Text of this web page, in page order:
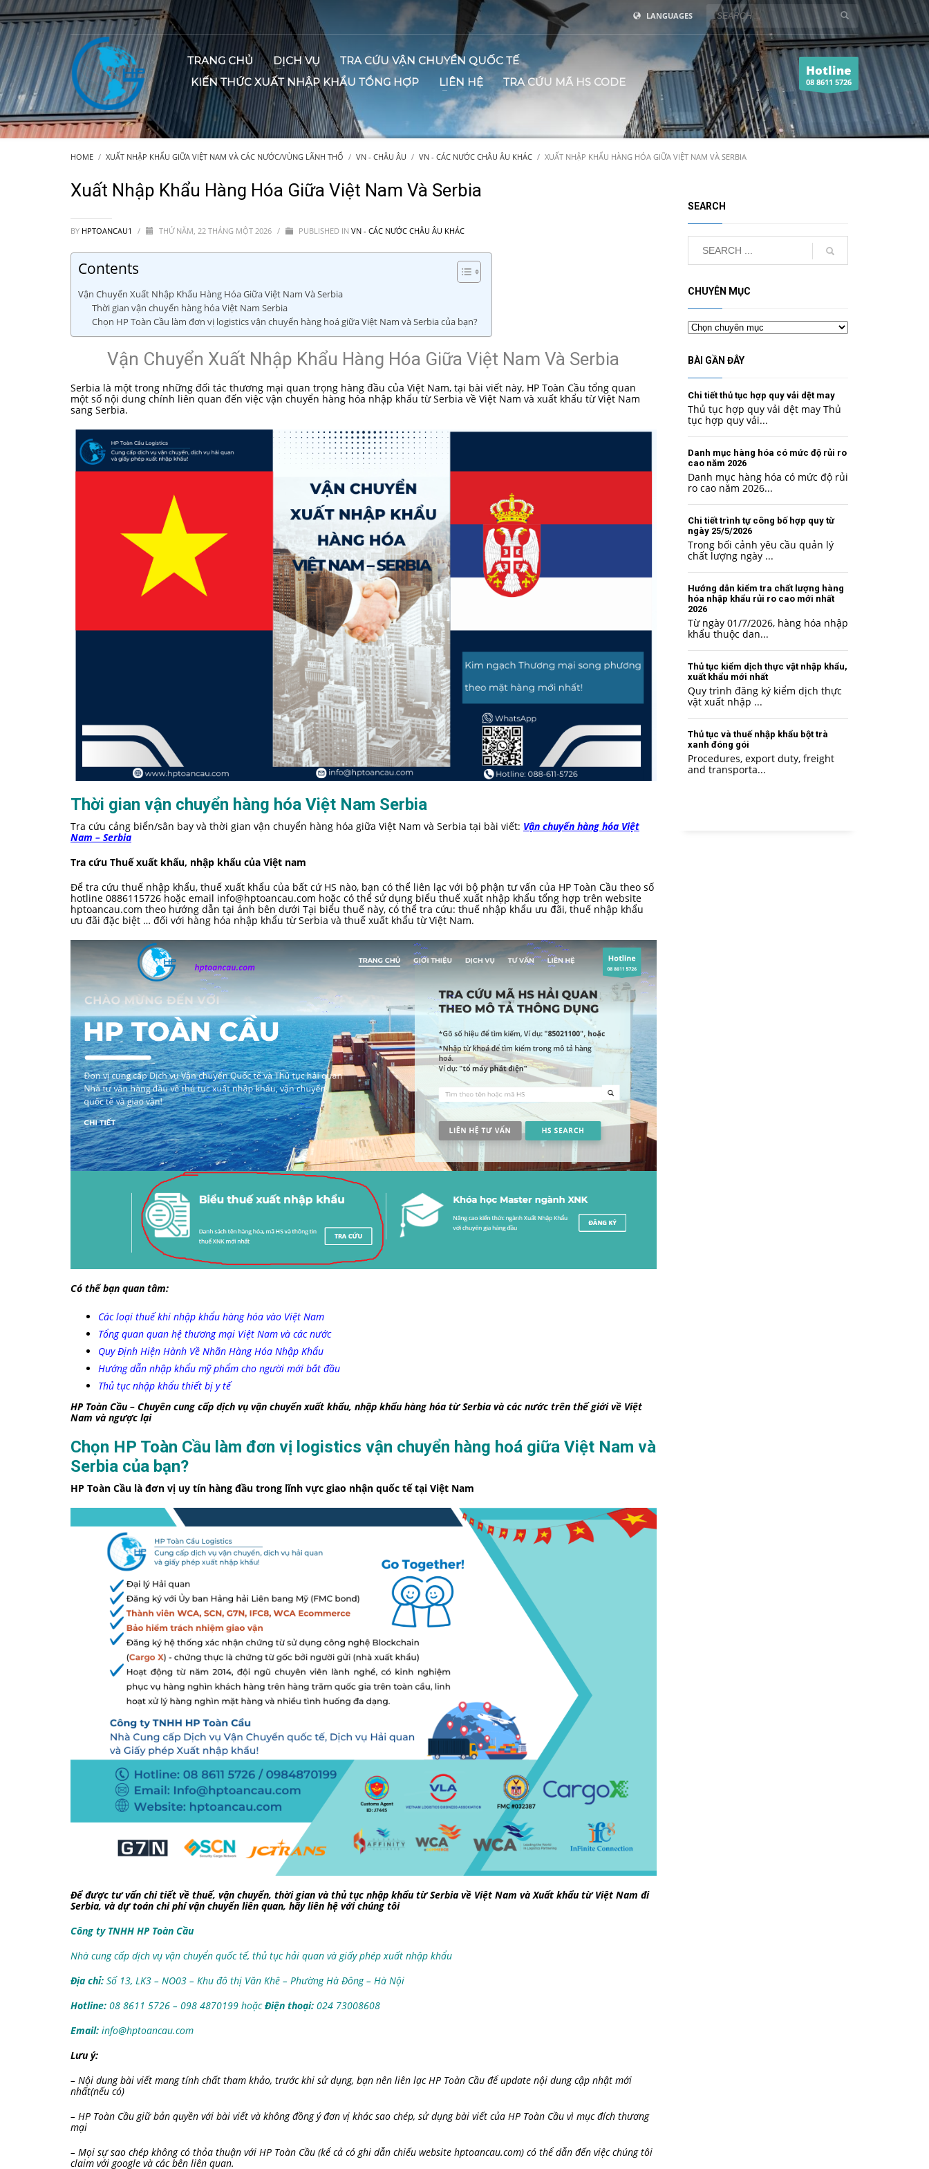
LANGUAGES
TRANG CHỦ DỊCH VỤ
TRA CỨU VẬN CHUYỂN QUỐC TẾ
KIẾN THỨC XUẤT NHẬP KHẨU TỔNG HỢP
LIÊN HỆ TRA CỨU MÃ HS CODE
Hotline
08 8611 5726
HOME XUẤT NHẬP KHẨU GIỮA VIỆT NAM VÀ CÁC NƯỚC/VÙNG LÃNH THỔ VN - CHÂU ÂU VN - CÁC NƯỚC CHÂU ÂU KHÁC XUẤT NHẬP KHẨU HÀNG HÓA GIỮA VIỆT NAM VÀ SERBIA
Xuất Nhập Khẩu Hàng Hóa Giữa Việt Nam Và Serbia
BY HPTOANCAU1 / THỨ NĂM, 22 THÁNG MỘT 2026 / PUBLISHED IN VN - CÁC NƯỚC CHÂU ÂU KHÁC
Contents
Vận Chuyển Xuất Nhập Khẩu Hàng Hóa Giữa Việt Nam Và Serbia
Thời gian vận chuyển hàng hóa Việt Nam Serbia
Chọn HP Toàn Cầu làm đơn vị logistics vận chuyển hàng hoá giữa Việt Nam và Serbia của bạn?
Vận Chuyển Xuất Nhập Khẩu Hàng Hóa Giữa Việt Nam Và Serbia
Serbia là một trong những đối tác thương mại quan trọng hàng đầu của Việt Nam, tại bài viết này, HP Toàn Cầu tổng quan
một số nội dung chính liên quan đến việc vận chuyển hàng hóa nhập khẩu từ Serbia về Việt Nam và xuất khẩu từ Việt Nam
sang Serbia.
Thời gian vận chuyển hàng hóa Việt Nam Serbia
Tra cứu cảng biển/sân bay và thời gian vận chuyển hàng hóa giữa Việt Nam và Serbia tại bài viết: Vận chuyển hàng hóa Việt
Nam – Serbia
Tra cứu Thuế xuất khẩu, nhập khẩu của Việt nam
Để tra cứu thuế nhập khẩu, thuế xuất khẩu của bất cứ HS nào, bạn có thể liên lạc với bộ phận tư vấn của HP Toàn Cầu theo số
hotline 0886115726 hoặc email info@hptoancau.com hoặc có thể sử dụng biểu thuế xuất nhập khẩu tổng hợp trên website
hptoancau.com theo hướng dẫn tại ảnh bên dưới Tại biểu thuế này, có thể tra cứu: thuế nhập khẩu ưu đãi, thuế nhập khẩu
ưu đãi đặc biệt … đối với hàng hóa nhập khẩu từ Serbia và thuế xuất khẩu từ Việt Nam.
Có thể bạn quan tâm:
Các loại thuế khi nhập khẩu hàng hóa vào Việt Nam
Tổng quan quan hệ thương mại Việt Nam và các nước
Quy Định Hiện Hành Về Nhãn Hàng Hóa Nhập Khẩu
Hướng dẫn nhập khẩu mỹ phẩm cho người mới bắt đầu
Thủ tục nhập khẩu thiết bị y tế
HP Toàn Cầu – Chuyên cung cấp dịch vụ vận chuyển xuất khẩu, nhập khẩu hàng hóa từ Serbia và các nước trên thế giới về Việt
Nam và ngược lại
Chọn HP Toàn Cầu làm đơn vị logistics vận chuyển hàng hoá giữa Việt Nam và
Serbia của bạn?
HP Toàn Cầu là đơn vị uy tín hàng đầu trong lĩnh vực giao nhận quốc tế tại Việt Nam
Để được tư vấn chi tiết về thuế, vận chuyển, thời gian và thủ tục nhập khẩu từ Serbia về Việt Nam và Xuất khẩu từ Việt Nam đi
Serbia, và dự toán chi phí vận chuyển liên quan, hãy liên hệ với chúng tôi
Công ty TNHH HP Toàn Cầu
Nhà cung cấp dịch vụ vận chuyển quốc tế, thủ tục hải quan và giấy phép xuất nhập khẩu
Địa chỉ: Số 13, LK3 – NO03 – Khu đô thị Văn Khê – Phường Hà Đông – Hà Nội
Hotline: 08 8611 5726 – 098 4870199 hoặcĐiện thoại: 024 73008608
Email: info@hptoancau.com
Lưu ý:
– Nội dung bài viết mang tính chất tham khảo, trước khi sử dụng, bạn nên liên lạc HP Toàn Cầu để update nội dung cập nhật mới
nhất(nếu có)
– HP Toàn Cầu giữ bản quyền với bài viết và không đồng ý đơn vị khác sao chép, sử dụng bài viết của HP Toàn Cầu vì mục đích thương
mại
– Mọi sự sao chép không có thỏa thuận với HP Toàn Cầu (kể cả có ghi dẫn chiếu website hptoancau.com) có thể dẫn đến việc chúng tôi
claim với google và các bên liên quan.
SEARCH
CHUYÊN MỤC
Chuyên
mục
BÀI GẦN ĐÂY
Chi tiết thủ tục hợp quy vải dệt may
Thủ tục hợp quy vải dệt may Thủ
tục hợp quy vải...
Danh mục hàng hóa có mức độ rủi ro
cao năm 2026
Danh mục hàng hóa có mức độ rủi
ro cao năm 2026...
Chi tiết trình tự công bố hợp quy từ
ngày 25/5/2026
Trong bối cảnh yêu cầu quản lý
chất lượng ngày ...
Hướng dẫn kiểm tra chất lượng hàng
hóa nhập khẩu rủi ro cao mới nhất
2026
Từ ngày 01/7/2026, hàng hóa nhập
khẩu thuộc dan...
Thủ tục kiểm dịch thực vật nhập khẩu,
xuất khẩu mới nhất
Quy trình đăng ký kiểm dịch thực
vật xuất nhập ...
Thủ tục và thuế nhập khẩu bột trà
xanh đóng gói
Procedures, export duty, freight
and transporta...